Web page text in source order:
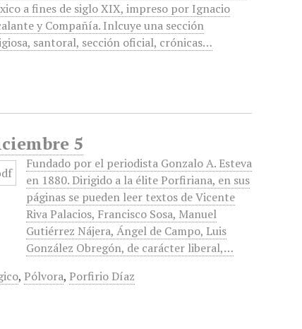
a fines de siglo XIX, impreso por Ignacio
y Compañía. Inlcuye una sección
santoral, sección oficial, crónicas…
5
Fundado por el periodista Gonzalo A. Esteva
en 1880. Dirigido a la élite Porfiriana, en sus
páginas se pueden leer textos de Vicente
Riva Palacios, Francisco Sosa, Manuel
Gutiérrez Nájera, Ángel de Campo, Luis
González Obregón, de carácter liberal,…
, Pólvora, Porfirio Díaz